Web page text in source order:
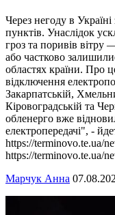
Через негоду в
пунктів. Унаслідок
гроз та поривів вітру
або частково
областях країни. Про
відключення
Закарпатській,
Кіровоградській та
обленерго вже
електропередачі", -
https://terminovo.te.ua/
https://terminovo.te.ua/
Марчук Анна